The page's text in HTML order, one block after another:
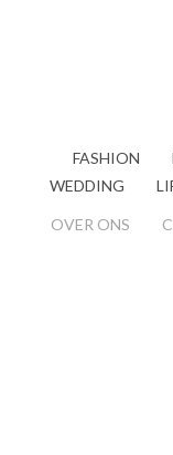
FASHION
WEDDING
OVER ONS